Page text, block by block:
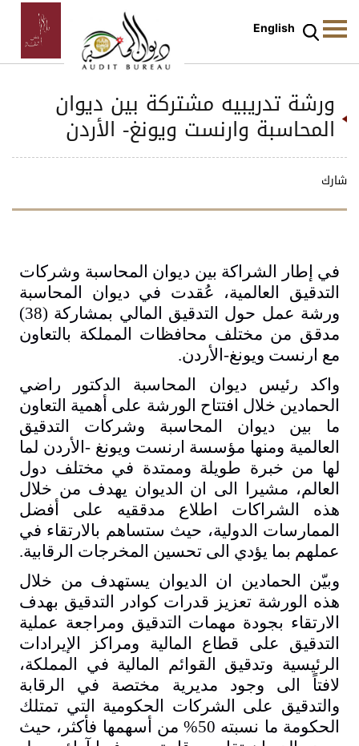
English
ورشة تدريبيه مشتركة بين ديوان
المحاسبة وارنست ويونغ- الأردن
شارك
في إطار الشراكة بين ديوان المحاسبة وشركات
التدقيق العالمية، عُقدت في ديوان المحاسبة
ورشة عمل حول التدقيق المالي بمشاركة (38)
مدقق من مختلف محافظات المملكة بالتعاون
مع ارنست ويونغ-الأردن.
واكد رئيس ديوان المحاسبة الدكتور راضي
الحمادين خلال افتتاح الورشة على أهمية التعاون
ما بين ديوان المحاسبة وشركات التدقيق
العالمية ومنها مؤسسة ارنست ويونغ -الأردن لما
لها من خبرة طويلة وممتدة في مختلف دول
العالم، مشيرا الى ان الديوان يهدف من خلال
هذه الشراكات اطلاع مدققيه على أفضل
الممارسات الدولية، حيث ستساهم بالارتقاء في
عملهم بما يؤدي الى تحسين المخرجات الرقابية.
وبيّن الحمادين ان الديوان يستهدف من خلال
هذه الورشة تعزيز قدرات كوادر التدقيق بهدف
الارتقاء بجودة مهمات التدقيق ومراجعة عملية
التدقيق على قطاع المالية ومراكز الإيرادات
الرئيسية وتدقيق القوائم المالية في المملكة،
لافتاً الى وجود مديرية مختصة في الرقابة
والتدقيق على الشركات الحكومية التي تمتلك
الحكومة ما نسبته 50% من أسهمها فأكثر، حيث